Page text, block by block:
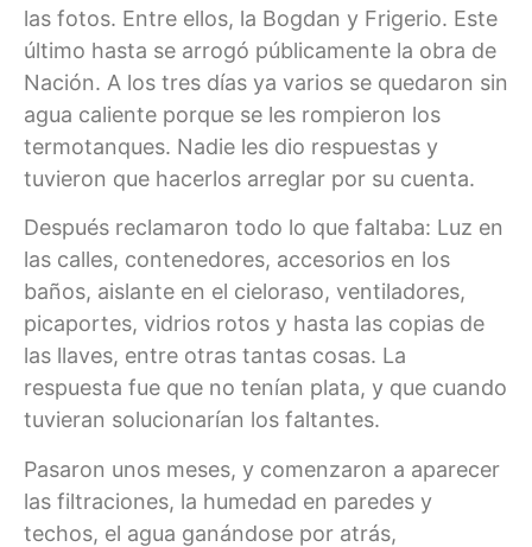
las fotos. Entre ellos, la Bogdan y Frigerio. Este
último hasta se arrogó públicamente la obra de
Nación. A los tres días ya varios se quedaron sin
agua caliente porque se les rompieron los
termotanques. Nadie les dio respuestas y
tuvieron que hacerlos arreglar por su cuenta.
Después reclamaron todo lo que faltaba: Luz en
las calles, contenedores, accesorios en los
baños, aislante en el cieloraso, ventiladores,
picaportes, vidrios rotos y hasta las copias de
las llaves, entre otras tantas cosas. La
respuesta fue que no tenían plata, y que cuando
tuvieran solucionarían los faltantes.
Pasaron unos meses, y comenzaron a aparecer
las filtraciones, la humedad en paredes y
techos, el agua ganándose por atrás,